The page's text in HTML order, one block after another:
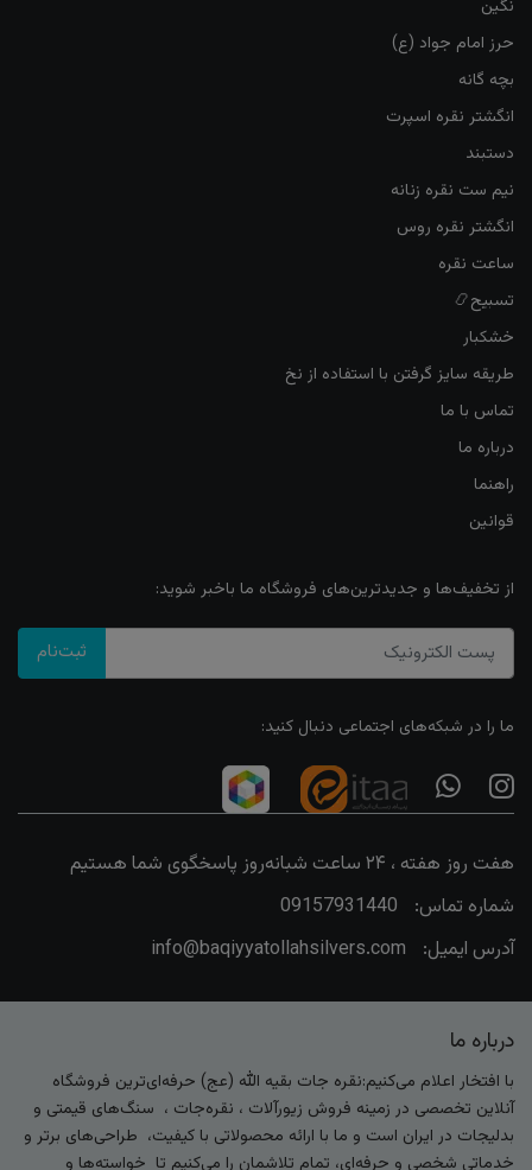
نگین
حرز امام جواد (ع)
بچه گانه
انگشتر نقره اسپرت
دستبند
نیم ست نقره زنانه
انگشتر نقره روس
ساعت نقره
تسبیح📿
خشکبار
طریقه سایز گرفتن با استفاده از نخ
تماس با ما
درباره ما
راهنما
قوانین
از تخفیف‌ها و جدیدترین‌های فروشگاه ما باخبر شوید:
ثبت‌نام
ما را در شبکه‌های اجتماعی دنبال کنید:
هفت روز هفته ، ۲۴ ساعت شبانه‌روز پاسخگوی شما هستیم
شماره تماس:
09157931440
آدرس ایمیل:
info@baqiyyatollahsilvers.com
درباره ما
با افتخار اعلام می‌کنیم:نقره جات بقیه الله (عج) حرفه‌ای‌ترین فروشگاه
آنلاین تخصصی در زمینه فروش زیورآلات ، نقره‌جات ، سنگ‌های قیمتی و
بدلیجات در ایران است و ما با ارائه محصولاتی با کیفیت، طراحی‌های برتر و
خدماتی شخصی و حرفه‌ای، تمام تلاشمان را می‌کنیم تا خواسته‌ها و